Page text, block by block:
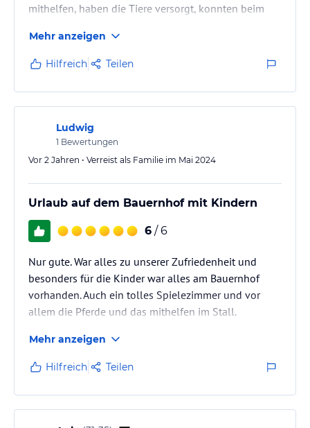
mithelfen, haben die Tiere versorgt, konnten beim
Spielmöglichkeiten direkt am Hof. Der Hof sowie die
Apartments sind sehr sauber und gepflegt und alles
ist hochwertig ausgestattet. Die Gastgeber sind sehr
herzlich und präsent, wir haben uns pudelwohl
gefühlt. Wir hatten eine tolle Woche und haben
schon für nächstes Jahr gebucht!
Mehr anzeigen
Hilfreich Teilen
Ludwig
1 Bewertungen
Vor 2 Jahren • Verreist als Familie im Mai 2024
Urlaub auf dem Bauernhof mit Kindern
6 / 6
Nur gute. War alles zu unserer Zufriedenheit und
besonders für die Kinder war alles am Bauernhof
vorhanden. Auch ein tolles Spielezimmer und vor
allem die Pferde und das mithelfen im Stall.
Mehr anzeigen
Hilfreich Teilen